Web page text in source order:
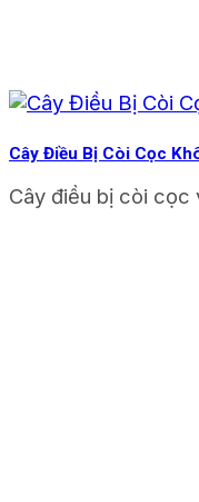
Cây Điều Bị Còi Cọc
Cây điều bị còi cọc